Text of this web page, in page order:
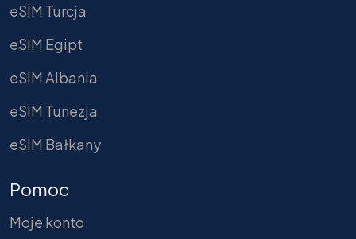
eSIM Turcja
eSIM Egipt
eSIM Albania
eSIM Tunezja
eSIM Bałkany
Pomoc
Moje konto